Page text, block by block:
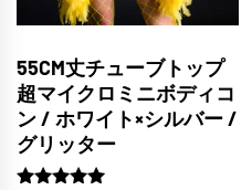
55CM丈チューブトップ
超マイクロミニボディコ
ン / ホワイト×シルバー /
グリッター